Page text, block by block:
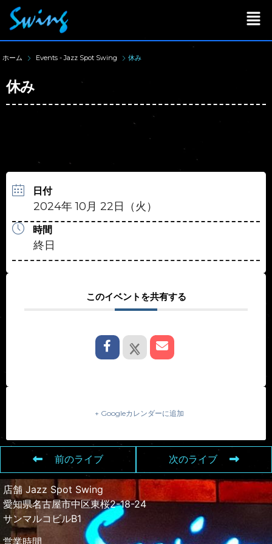
ホーム Events - Jazz Spot Swing 休み
休み
日付
2024年 10月 22日（火）
時間
終日
このイベントを共有する
+ Googleカレンダーに追加
前のライブ 次のライブ
店舗 Jazz Spot Swing
愛知県名古屋市中区東桜2-18-24
サンマルコビルB1